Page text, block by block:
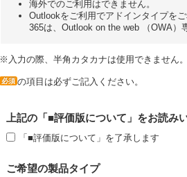
海外でのご利用はできません。
Outlookをご利用でアドインタイプを
365は、Outlook on the web （OWA
※入力の際、半角カタカナは使用できません。
必須 の項目は必ずご記入ください。
上記の「■評価版について」をお読
「■評価版について」を了承します
ご希望の製品タイプ